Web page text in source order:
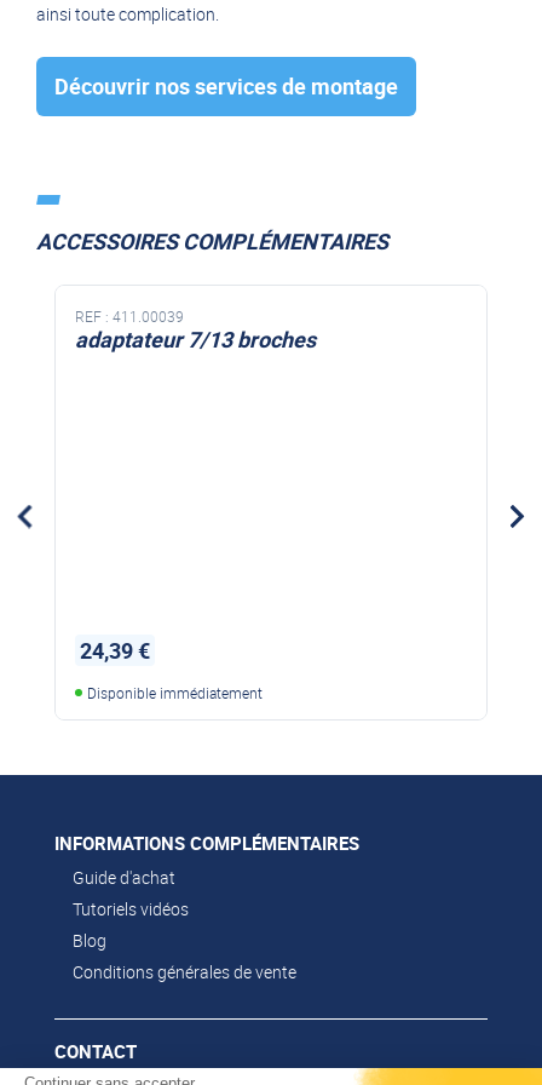
ainsi toute complication.
Découvrir nos services de montage
ACCESSOIRES COMPLÉMENTAIRES
REF : 411.00039
adaptateur 7/13 broches
24,39 €
Disponible immédiatement
INFORMATIONS COMPLÉMENTAIRES
Guide d'achat
Tutoriels vidéos
Blog
Conditions générales de vente
CONTACT